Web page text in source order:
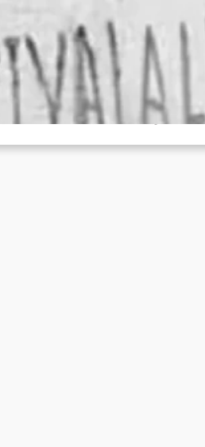
Juni 17, 2026
Wir teilen hier
zum Tag des